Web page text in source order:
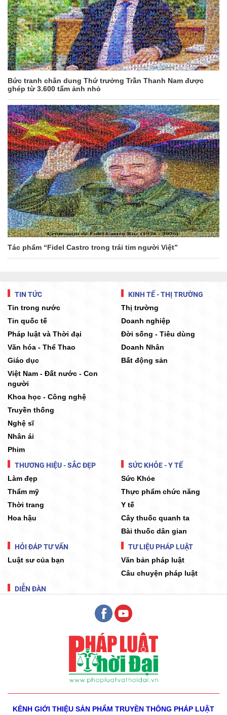
Bức tranh chân dung Thứ trưởng Trần Thanh Nam được
ghép từ 3.600 tấm ảnh nhỏ
Tác phẩm “Fidel Castro trong trái tim người Việt”
TIN TỨC
Tin trong nước
Tin quốc tế
Pháp luật và Thời đại
Văn hóa - Thể Thao
Giáo dục
Việt Nam - Đất nước - Con
người
Khoa học - Công nghệ
Truyền thống
Nghệ sĩ
Nhân ái
Phim
KINH TẾ - THỊ TRƯỜNG
Thị trường
Doanh nghiệp
Đời sống - Tiêu dùng
Doanh Nhân
Bất động sản
THƯƠNG HIỆU - SẮC ĐẸP
Làm đẹp
Thẩm mỹ
Thời trang
Hoa hậu
SỨC KHỎE - Y TẾ
Sức Khỏe
Thực phẩm chức năng
Y tế
Cây thuốc quanh ta
Bài thuốc dân gian
HỎI ĐÁP TƯ VẤN
Luật sư của bạn
TƯ LIỆU PHÁP LUẬT
Văn bản pháp luật
Câu chuyện pháp luật
DIỄN ĐÀN
KÊNH GIỚI THIỆU SẢN PHẨM TRUYỀN THÔNG PHÁP LUẬT